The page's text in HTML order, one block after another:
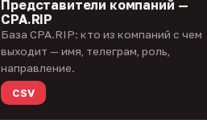
Представители компаний —
CPA.RIP
База CPA.RIP: кто из компаний с чем
выходит — имя, телеграм, роль,
направление.
CSV